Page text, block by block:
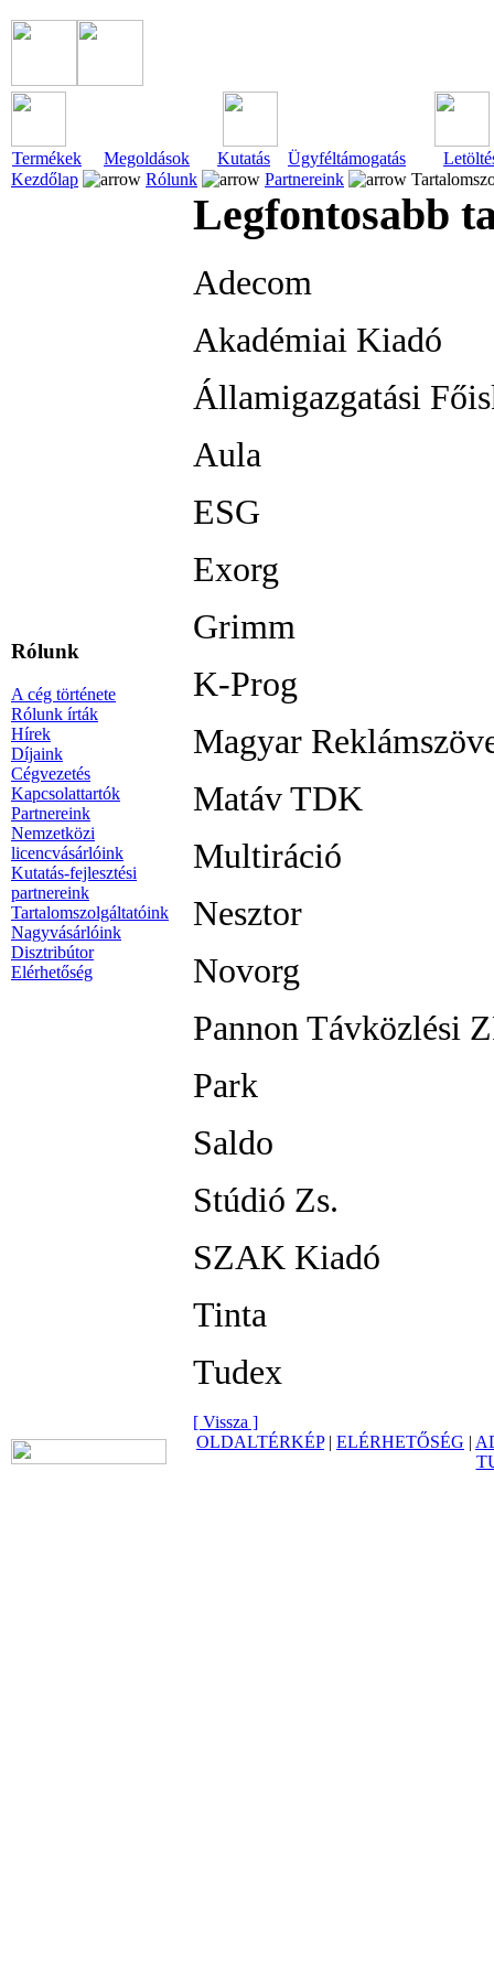
Termékek Megoldások Kutatás Ügyféltámogatás
Kezdőlap
Rólunk Partnereink
Rólunk
A cég története
Rólunk írták
Hírek
Díjaink
Cégvezetés
Kapcsolattartók
Partnereink
Nemzetközi
licencvásárlóink
Kutatás-fejlesztési
partnereink
Tartalomszolgáltatóink
Nagyvásárlóink
Disztribútor
Elérhetőség
Legfontosabb
Adecom
Akadémiai Kiadó
Államigazgatási
Aula
ESG
Exorg
Grimm
K-Prog
Magyar
Matáv TDK
Multiráció
Nesztor
Novorg
Pannon Távközlési
Park
Saldo
Stúdió Zs.
SZAK Kiadó
Tinta
Tudex
[ Vissza ]
OLDALTÉRKÉP| ELÉRHETŐSÉG |